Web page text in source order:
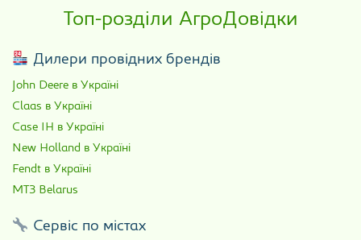
Топ-розділи АгроДовідки
Дилери провідних брендів
John Deere в Україні
Claas в Україні
Case IH в Україні
New Holland в Україні
Fendt в Україні
МТЗ Belarus
Сервіс по містах